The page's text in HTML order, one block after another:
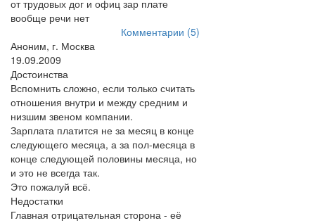
от трудовых дог и офиц зар плате
вообще речи нет
Комментарии (5)
Аноним, г. Москва
19.09.2009
Достоинства
Вспомнить сложно, если только считать
отношения внутри и между средним и
низшим звеном компании.
Зарплата платится не за месяц в конце
следующего месяца, а за пол-месяца в
конце следующей половины месяца, но
и это не всегда так.
Это пожалуй всё.
Недостатки
Главная отрицательная сторона - её